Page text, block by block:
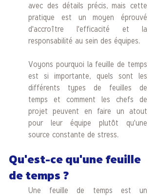
avec des détails précis, mais cette
pratique est un moyen éprouvé
d'accroître l'efficacité et la
responsabilité au sein des équipes.
Voyons pourquoi la feuille de temps
est si importante, quels sont les
différents types de feuilles de
temps et comment les chefs de
projet peuvent en faire un atout
pour leur équipe plutôt qu'une
source constante de stress.
Qu'est-ce qu'une feuille
de temps ?
Une feuille de temps est un